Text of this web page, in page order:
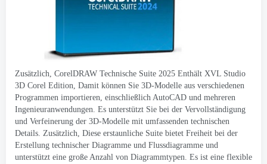
Zusätzlich, CorelDRAW Technische Suite 2025 Enthält XVL Studio
3D Corel Edition, Damit können Sie 3D-Modelle aus verschiedenen
Programmen importieren, einschließlich AutoCAD und mehreren
Ingenieuranwendungen. Es unterstützt Sie bei der Vervollständigung
und Verfeinerung der 3D-Modelle mit umfassenden technischen
Details. Zusätzlich, Diese erstaunliche Suite bietet Freiheit bei der
Erstellung technischer Diagramme und Flussdiagramme und
unterstützt eine große Anzahl von Diagrammtypen. Es ist eine flexible